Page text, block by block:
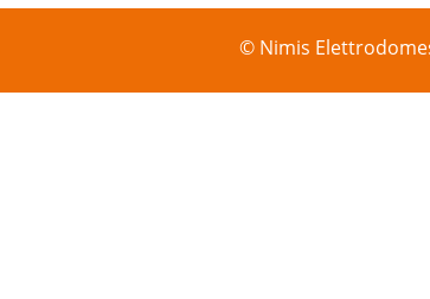
© Nimis